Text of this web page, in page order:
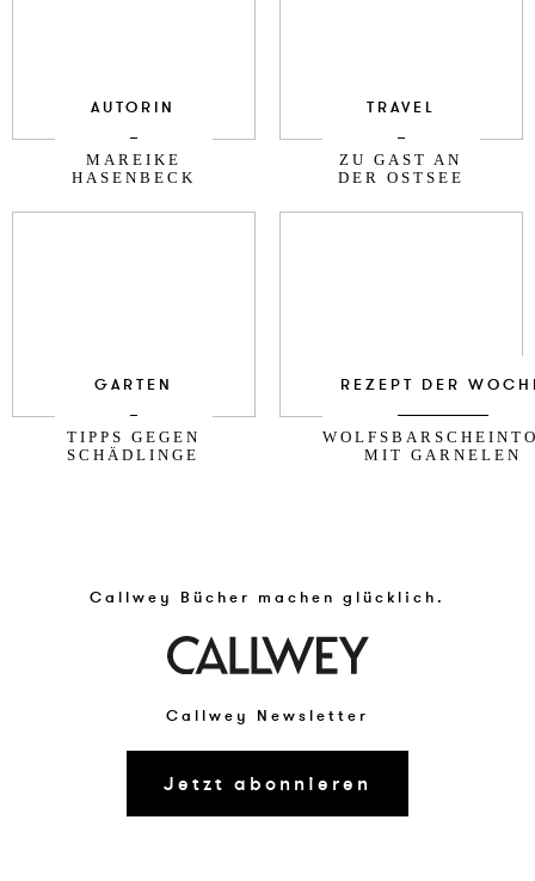
AUTORIN
MAREIKE
HASENBECK
TRAVEL
ZU GAST AN
DER OSTSEE
GARTEN
TIPPS GEGEN
SCHÄDLINGE
REZEPT DER
MIT GARNELEN
Callwey Bücher machen glücklich.
Callwey Newsletter
Jetzt abonnieren